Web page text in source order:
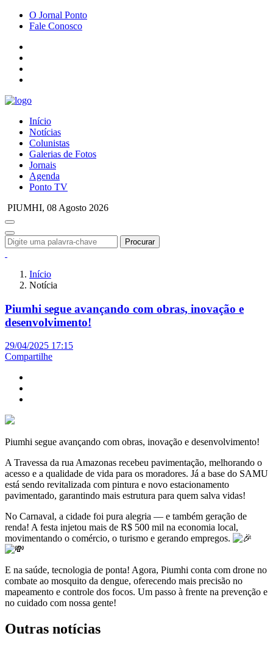
O Jornal Ponto
Fale Conosco
Início
Notícias
Colunistas
Galerias de Fotos
Jornais
Agenda
Ponto TV
PIUMHI, 08 Agosto 2026
Procurar
Início
Notícia
Piumhi segue avançando com obras, inovação e
desenvolvimento!
29/04/2025 17:15
Compartilhe
Piumhi segue avançando com obras, inovação e desenvolvimento!
A Travessa da rua Amazonas recebeu pavimentação, melhorando o
acesso e a qualidade de vida para os moradores. Já a base do SAMU
está sendo revitalizada com pintura e novo estacionamento
pavimentado, garantindo mais estrutura para quem salva vidas!
No Carnaval, a cidade foi pura alegria — e também geração de
renda! A festa injetou mais de R$ 500 mil na economia local,
movimentando o comércio, o turismo e gerando empregos.
E na saúde, tecnologia de ponta! Agora, Piumhi conta com drone no
combate ao mosquito da dengue, oferecendo mais precisão no
mapeamento e controle dos focos. Um passo à frente na prevenção e
no cuidado com nossa gente!
Outras notícias